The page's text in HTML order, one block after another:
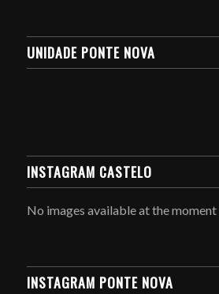
UNIDADE PONTE NOVA
INSTAGRAM CASTELO
No images available at the moment
INSTAGRAM PONTE NOVA